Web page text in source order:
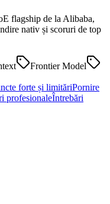
flagship de la Alibaba,
nativ și scoruri de top
Frontier Model
forte și limităriPornire
profesionaleÎntrebări